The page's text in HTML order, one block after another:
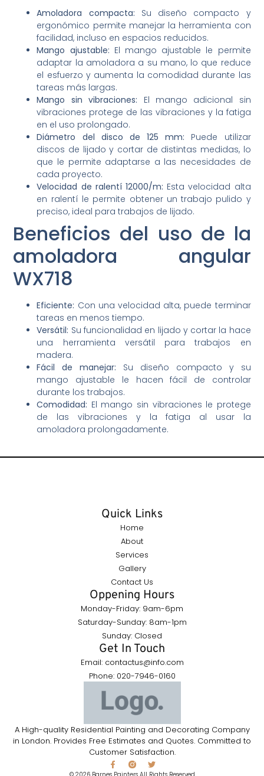
Amoladora compacta: Su diseño compacto y
ergonómico permite manejar la herramienta con
facilidad, incluso en espacios reducidos.
Mango ajustable: El mango ajustable le permite
adaptar la amoladora a su mano, lo que reduce
el esfuerzo y aumenta la comodidad durante las
tareas más largas.
Mango sin vibraciones: El mango adicional sin
vibraciones protege de las vibraciones y la fatiga
en el uso prolongado.
Diámetro del disco de 125 mm: Puede utilizar
discos de lijado y cortar de distintas medidas, lo
que le permite adaptarse a las necesidades de
cada proyecto.
Velocidad de ralentí 12000/m: Esta velocidad alta
en ralentí le permite obtener un trabajo pulido y
preciso, ideal para trabajos de lijado.
Beneficios del uso de la
amoladora angular
WX718
Eficiente: Con una velocidad alta, puede terminar
tareas en menos tiempo.
Versátil: Su funcionalidad en lijado y cortar la hace
una herramienta versátil para trabajos en
madera.
Fácil de manejar: Su diseño compacto y su
mango ajustable le hacen fácil de controlar
durante los trabajos.
Comodidad: El mango sin vibraciones le protege
de las vibraciones y la fatiga al usar la
amoladora prolongadamente.
A High-quality Residential Painting and Decorating Company
in London. Provides Free Estimates and Quotes. Committed to
Customer Satisfaction.
Quick Links
Home
About
Services
Gallery
Contact Us
Oppening Hours
Monday-Friday: 9am-6pm
Saturday-Sunday: 8am-1pm
Sunday: Closed
Get In Touch
Email: contactus@info.com
Phone: 020-7946-0160